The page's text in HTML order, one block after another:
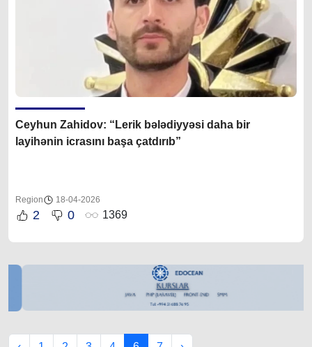
Ceyhun Zahidov: “ Lerik bələdiyyəsi daha bir
layihənin icrasını başa çatdırıb”
Region 18-04-2026
2 0 1369